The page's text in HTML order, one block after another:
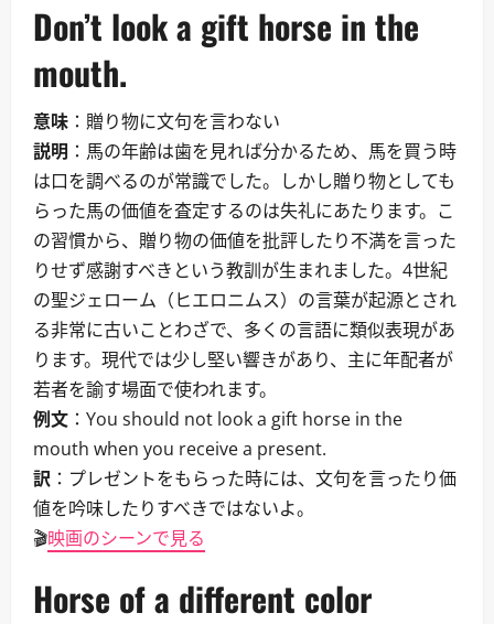
Don’t look a gift horse in the
mouth.
意味 ：贈り物に文句を言わない
説明 ：馬の年齢は歯を見れば分かるため、馬を買う時
は口を調べるのが常識でした。しかし贈り物としても
らった馬の価値を査定するのは失礼にあたります。こ
の習慣から、贈り物の価値を批評したり不満を言った
りせず感謝すべきという教訓が生まれました。4世紀
の聖ジェローム（ヒエロニムス）の言葉が起源とされ
る非常に古いことわざで、多くの言語に類似表現があ
ります。現代では少し堅い響きがあり、主に年配者が
若者を諭す場面で使われます。
例文 ：You should not look a gift horse in the
mouth when you receive a present.
訳 ：プレゼントをもらった時には、文句を言ったり価
値を吟味したりすべきではないよ。
🎬映画のシーンで見る
Horse of a different color